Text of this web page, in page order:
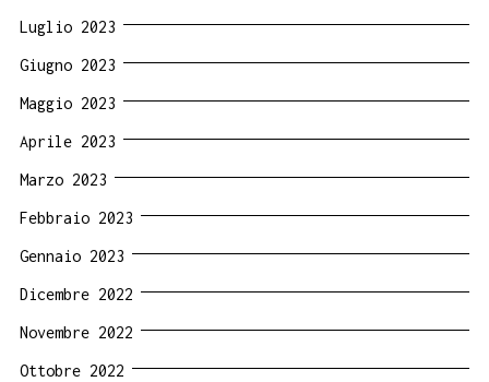
Luglio 2023
Giugno 2023
Maggio 2023
Aprile 2023
Marzo 2023
Febbraio 2023
Gennaio 2023
Dicembre 2022
Novembre 2022
Ottobre 2022